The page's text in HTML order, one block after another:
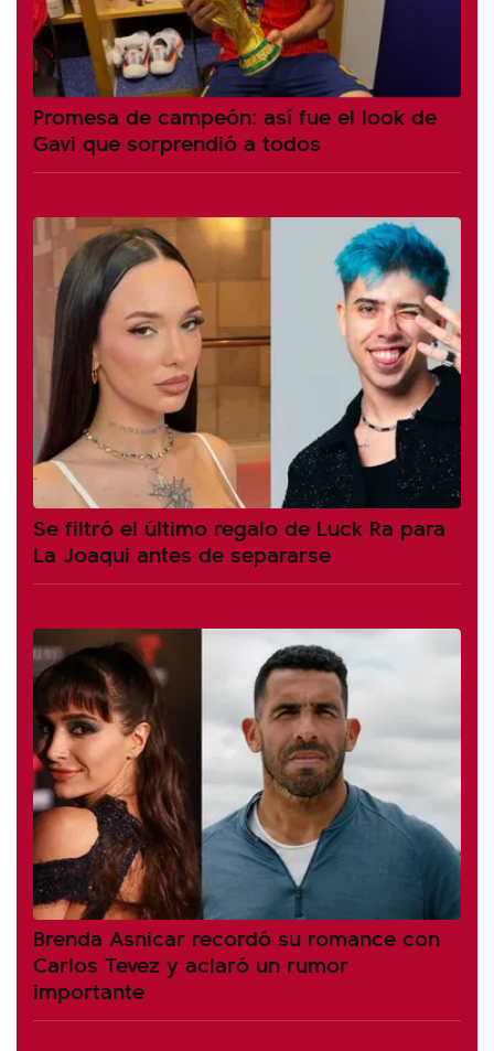
Promesa de campeón: así fue el look de
Gavi que sorprendió a todos
Se filtró el último regalo de Luck Ra para
La Joaqui antes de separarse
Brenda Asnicar recordó su romance con
Carlos Tevez y aclaró un rumor
importante